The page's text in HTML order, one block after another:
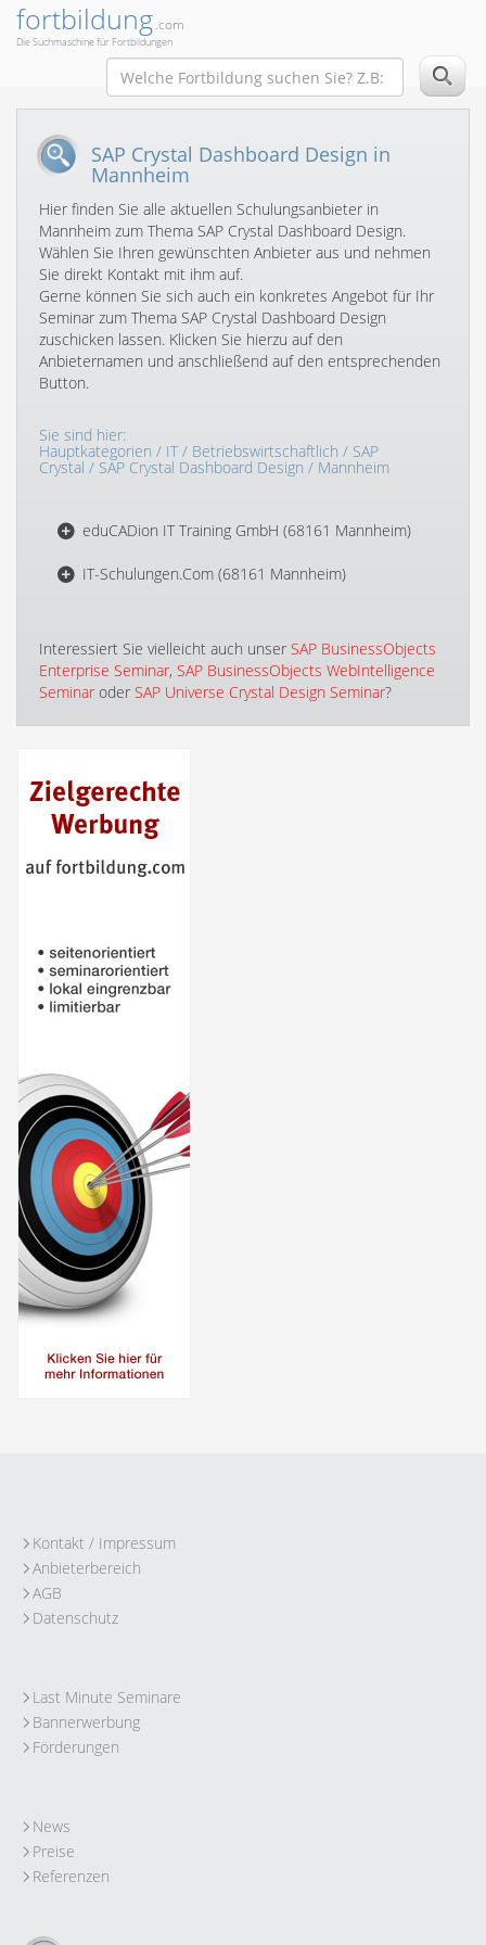
fortbildung.com
Die Suchmaschine für Fortbildungen
SAP Crystal Dashboard Design in
Mannheim
Hier finden Sie alle aktuellen Schulungsanbieter in
Mannheim zum Thema SAP Crystal Dashboard Design.
Wählen Sie Ihren gewünschten Anbieter aus und nehmen
Sie direkt Kontakt mit ihm auf.
Gerne können Sie sich auch ein konkretes Angebot für Ihr
Seminar zum Thema SAP Crystal Dashboard Design
zuschicken lassen. Klicken Sie hierzu auf den
Anbieternamen und anschließend auf den entsprechenden
Button.
Sie sind hier:
Hauptkategorien / IT/ Betriebswirtschaftlich / SAP
Crystal / SAP Crystal Dashboard Design / Mannheim
eduCADion IT Training GmbH (68161 Mannheim)
IT-Schulungen.Com (68161 Mannheim)
Interessiert Sie vielleicht auch unser SAP BusinessObjects
Enterprise Seminar, SAP BusinessObjects WebIntelligence
Seminar oder SAP Universe Crystal Design Seminar?
Kontakt / Impressum
Anbieterbereich
AGB
Datenschutz
Last Minute Seminare
Bannerwerbung
Förderungen
News
Preise
Referenzen